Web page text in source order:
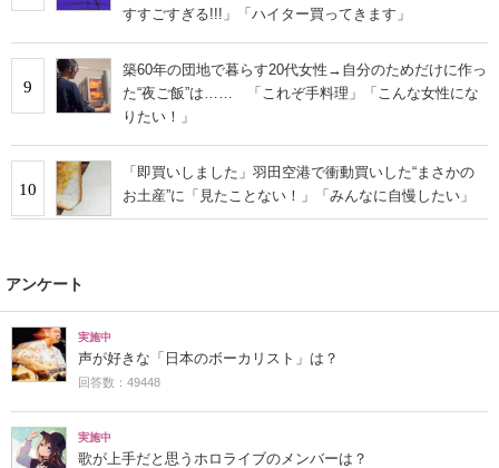
すすごすぎる!!!」「ハイター買ってきます」
9
築60年の団地で暮らす20代女性→自分のためだけに作っ
た“夜ご飯”は…… 「これぞ手料理」「こんな女性にな
りたい！」
10
「即買いしました」羽田空港で衝動買いした“まさかの
お土産”に「見たことない！」「みんなに自慢したい」
アンケート
実施中
声が好きな「日本のボーカリスト」は？
回答数：49448
実施中
歌が上手だと思うホロライブのメンバーは？